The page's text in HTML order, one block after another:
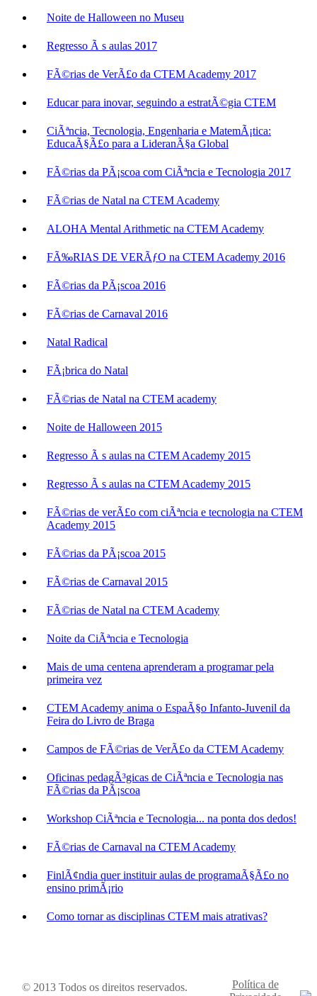
Noite de Halloween no Museu
Regresso Ã s aulas 2017
FÃ©rias de VerÃ£o da CTEM Academy 2017
Educar para inovar, seguindo a estratÃ©gia CTEM
CiÃªncia, Tecnologia, Engenharia e MatemÃ¡tica:
EducaÃ§Ã£o para a LideranÃ§a Global
FÃ©rias da PÃ¡scoa com CiÃªncia e Tecnologia 2017
FÃ©rias de Natal na CTEM Academy
ALOHA Mental Arithmetic na CTEM Academy
FÃ‰RIAS DE VERÃƒO na CTEM Academy 2016
FÃ©rias da PÃ¡scoa 2016
FÃ©rias de Carnaval 2016
Natal Radical
FÃ¡brica do Natal
FÃ©rias de Natal na CTEM academy
Noite de Halloween 2015
Regresso Ã s aulas na CTEM Academy 2015
Regresso Ã s aulas na CTEM Academy 2015
FÃ©rias de verÃ£o com ciÃªncia e tecnologia na CTEM
Academy 2015
FÃ©rias da PÃ¡scoa 2015
FÃ©rias de Carnaval 2015
FÃ©rias de Natal na CTEM Academy
Noite da CiÃªncia e Tecnologia
Mais de uma centena aprenderam a programar pela
primeira vez
CTEM Academy anima o EspaÃ§o Infanto-Juvenil da
Feira do Livro de Braga
Campos de FÃ©rias de VerÃ£o da CTEM Academy
Oficinas pedagÃ³gicas de CiÃªncia e Tecnologia nas
FÃ©rias da PÃ¡scoa
Workshop CiÃªncia e Tecnologia... na ponta dos dedos!
FÃ©rias de Carnaval na CTEM Academy
FinlÃ¢ndia quer instituir aulas de programaÃ§Ã£o no
ensino primÃ¡rio
Como tornar as disciplinas CTEM mais atrativas?
© 2013 Todos os direitos reservados.
Política de